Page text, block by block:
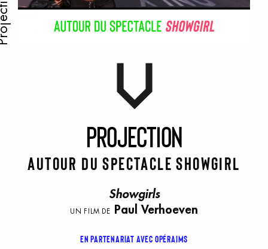
projection
autour du spectacle Showgirl
Showgirls
UN FILM DE Paul Verhoeven
En partenariat avec Opéraims